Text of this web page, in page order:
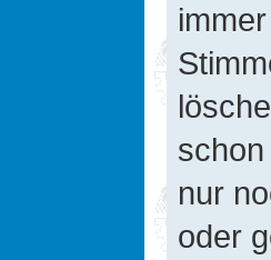
nur
oder